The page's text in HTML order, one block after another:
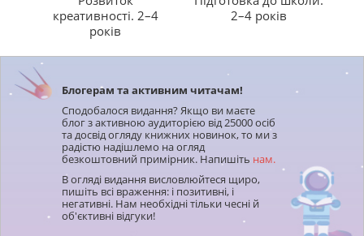
логічне мислення;
кмітливість;
розвиток мовлення і дрібної моторики.
Для дітей 2–4 років створені робочі зошити:
«Gakken. Розумні ігри. Лічба. 2–4 роки»
«Gakken. Розумні ігри. Англійська мова.
Алфавіт. 2–4 роки»
«Gakken. Розумні ігри. Ранній розвиток. 2–4
Одна сторінка на день.
З огляду на особливості
психіки дошкільнят зошити Gakken пропонують
виконувати одне завдання (на одній сторінці) на
хоче більше, збільшувати тривалість занять.
креативності. 2–4
років
2–4 років
Блогерам та активним читачам!
Сподобалося видання? Якщо ви маєте
блог з активною аудиторією від 25000 осіб
та досвід огляду книжних новинок, то ми з
радістю надішлемо на огляд
безкоштовний примірник. Напишіть нам.
В огляді видання висловлюйтеся щиро,
пишіть всі враження: і позитивні, і
негативні. Нам необхідні тільки чесні й
об'єктивні відгуки!